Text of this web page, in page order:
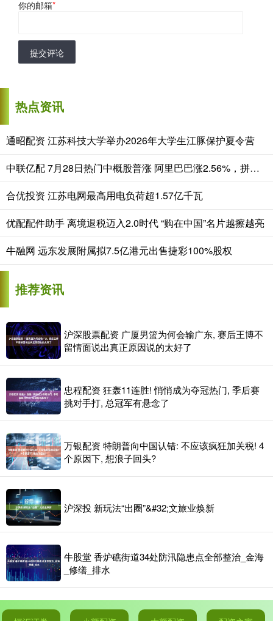
你的邮箱*
提交评论
热点资讯
通昭配资 江苏科技大学举办2026年大学生江豚保护夏令营
中联亿配 7月28日热门中概股普涨 阿里巴巴涨2.56%，拼多多涨2.65%
合优投资 江苏电网最高用电负荷超1.57亿千瓦
优配配件助手 离境退税迈入2.0时代 “购在中国”名片越擦越亮
牛融网 远东发展附属拟7.5亿港元出售捷彩100%股权
推荐资讯
沪深股票配资 广厦男篮为何会输广东, 赛后王博不
留情面说出真正原因说的太好了
忠程配资 狂轰11连胜! 悄悄成为夺冠热门, 季后赛
挑对手打, 总冠军有悬念了
万银配资 特朗普向中国认错: 不应该疯狂加关税! 4
个原因下, 想浪子回头?
沪深投 新玩法“出圈”&#32;文旅业焕新
牛股堂 香炉礁街道34处防汛隐患点全部整治_金海
_修缮_排水